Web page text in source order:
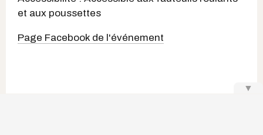
et aux poussettes
Page Facebook de l'événement
▼